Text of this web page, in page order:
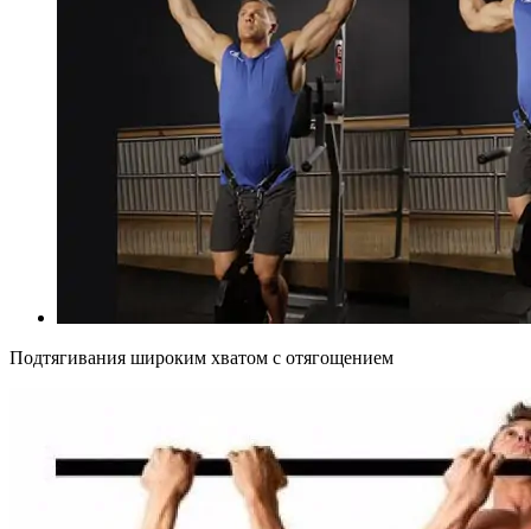
Подтягивания широким хватом с отягощением